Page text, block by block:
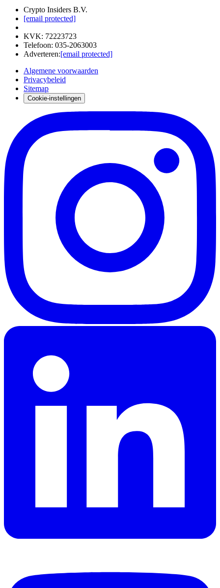
Crypto Insiders B.V.
[email protected]
KVK: 72223723
Telefoon: 035-2063003
Adverteren:[email protected]
Algemene voorwaarden
Privacybeleid
Sitemap
Cookie-instellingen